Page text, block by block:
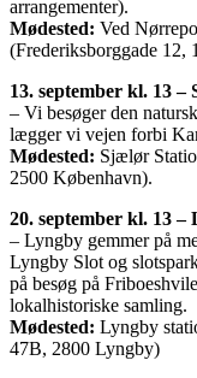
arrangementer).
Mødested: Ved
(Frederiksborggade 12,
13. september kl. 13 –
– Vi besøger den
lægger vi vejen forbi
Mødested: Sjælør
2500 København).
20. september kl. 13 –
– Lyngby gemmer på
Lyngby Slot og
på besøg på
lokalhistoriske samling.
Mødested: Lyngby
47B, 2800 Lyngby)